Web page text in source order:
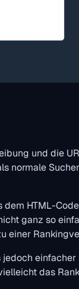
und die
normale
HTML-
ganz so
einer
das